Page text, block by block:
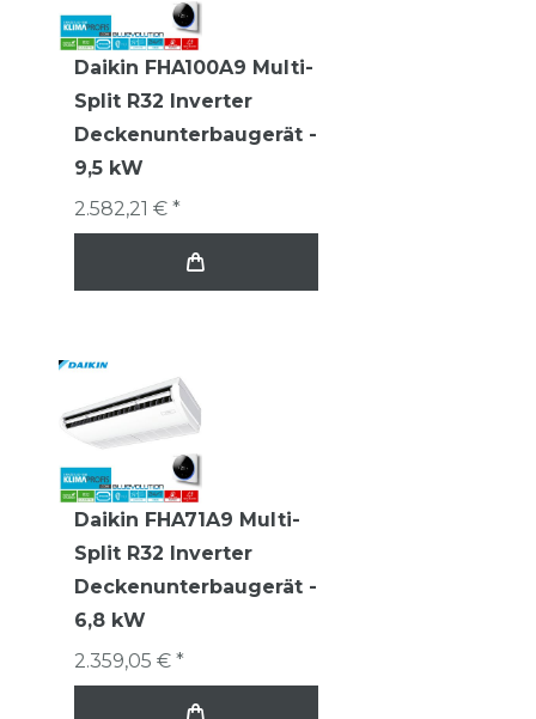
Daikin FHA100A9 Multi-
Split R32 Inverter
Deckenunterbaugerät -
9,5 kW
2.582,21 € *
Daikin FHA71A9 Multi-
Split R32 Inverter
Deckenunterbaugerät -
6,8 kW
2.359,05 € *